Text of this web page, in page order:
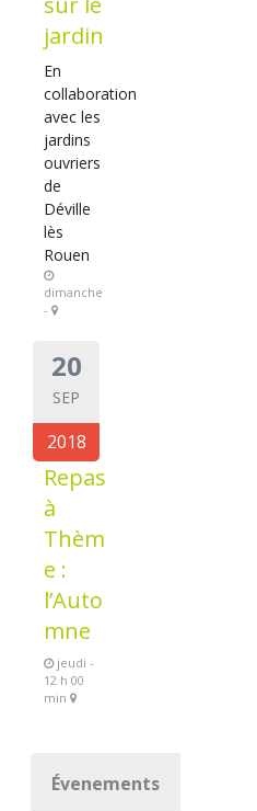
jardin
En
collaboration
avec les
jardins
ouvriers
de
Déville
lès
Rouen
dimanche
-
20
SEP
2018
Repas
à
Thèm
e :
l’Auto
mne
jeudi -
12 h 00
min
Évenements